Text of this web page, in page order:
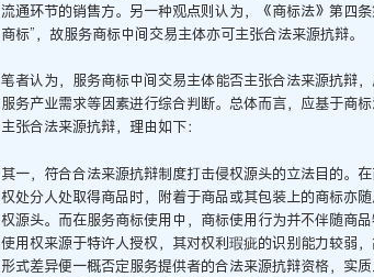
流通环节的销售方。另一种观点则认为，《商标法》第四
商标”，故服务商标中间交易主体亦可主张合法来源抗辩。
笔者认为，服务商标中间交易主体能否主张合法来源抗辩
服务产业需求等因素进行综合判断。总体而言，应基于商
主张合法来源抗辩，理由如下：
其一，符合合法来源抗辩制度打击侵权源头的立法目的。
权处分人处取得商品时，附着于商品或其包装上的商标亦
权源头。而在服务商标使用中，商标使用行为并不伴随商
使用权来源于特许人授权，其对权利瑕疵的识别能力较弱
形式差异便一概否定服务提供者的合法来源抗辩资格，实